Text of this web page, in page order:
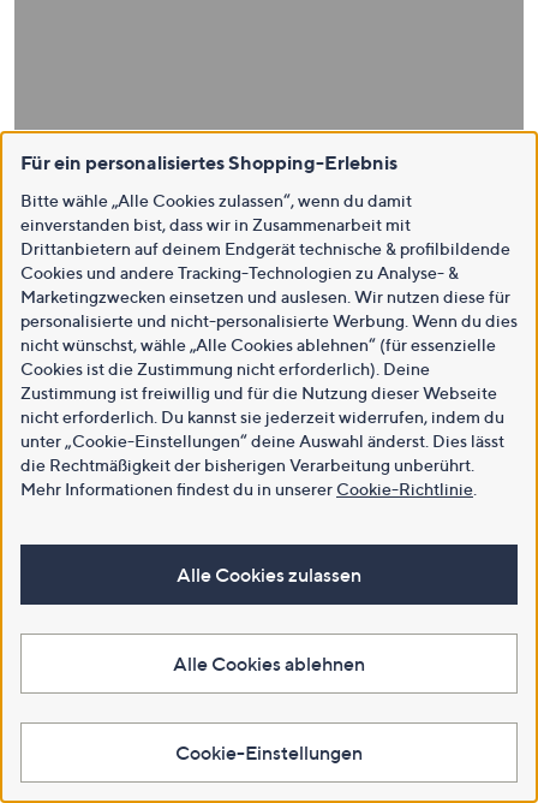
Für ein personalisiertes Shopping-Erlebnis
Bitte wähle „Alle Cookies zulassen“, wenn du damit
einverstanden bist, dass wir in Zusammenarbeit mit
Drittanbietern auf deinem Endgerät technische & profilbildende
Cookies und andere Tracking-Technologien zu Analyse- &
Marketingzwecken einsetzen und auslesen. Wir nutzen diese für
personalisierte und nicht-personalisierte Werbung. Wenn du dies
nicht wünschst, wähle „Alle Cookies ablehnen“ (für essenzielle
Cookies ist die Zustimmung nicht erforderlich). Deine
Zustimmung ist freiwillig und für die Nutzung dieser Webseite
nicht erforderlich. Du kannst sie jederzeit widerrufen, indem du
unter „Cookie-Einstellungen“ deine Auswahl änderst. Dies lässt
die Rechtmäßigkeit der bisherigen Verarbeitung unberührt.
Mehr Informationen findest du in unsererCookie-Richtlinie
Alle Cookies zulassen
Alle Cookies ablehnen
Cookie-Einstellungen